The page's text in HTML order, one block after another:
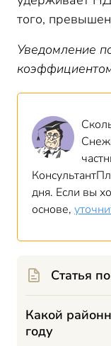
того,
Уведомление
дня. Если вы
основе,
Статья
Какой
году